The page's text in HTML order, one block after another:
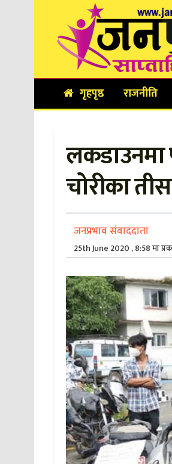
गृहपृष्ठ राजनीति
लकडाउनमा
चोरीका
जनप्रभाव संवाददाता
25th June 2020 , 8:58 मा